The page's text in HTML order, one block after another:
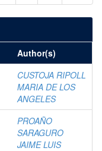
Author(s)
CUSTOJA RIPOLL
MARIA DE LOS
ANGELES
PROAÑO
SARAGURO
JAIME LUIS